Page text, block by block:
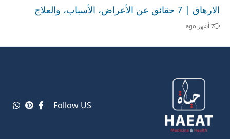
الارهاق | 7 حقائق عن الأعراض، الأسباب، والعلاج
7 أشهر ago
Follow US